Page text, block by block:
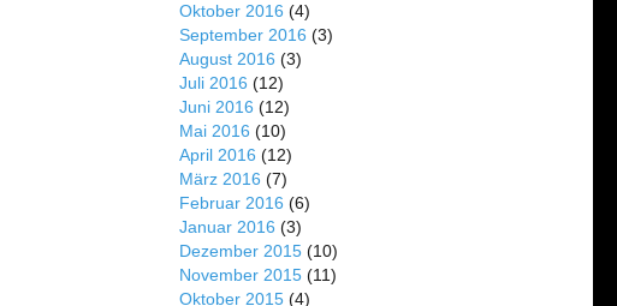
Oktober 2016 (4)
September 2016 (3)
August 2016 (3)
Juli 2016 (12)
Juni 2016 (12)
Mai 2016 (10)
April 2016 (12)
März 2016 (7)
Februar 2016 (6)
Januar 2016 (3)
Dezember 2015(10)
November 2015(11)
Oktober 2015(4)